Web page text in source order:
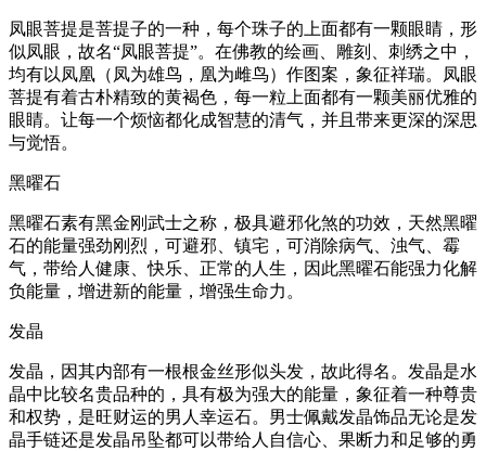
凤眼菩提是菩提子的一种，每个珠子的上面都有一颗眼睛，形
似凤眼，故名“凤眼菩提”。在佛教的绘画、雕刻、刺绣之中，
均有以凤凰（凤为雄鸟，凰为雌鸟）作图案，象征祥瑞。凤眼
菩提有着古朴精致的黄褐色，每一粒上面都有一颗美丽优雅的
眼睛。让每一个烦恼都化成智慧的清气，并且带来更深的深思
与觉悟。
黑曜石
黑曜石素有黑金刚武士之称，极具避邪化煞的功效，天然黑曜
石的能量强劲刚烈，可避邪、镇宅，可消除病气、浊气、霉
气，带给人健康、快乐、正常的人生，因此黑曜石能强力化解
负能量，增进新的能量，增强生命力。
发晶
发晶，因其内部有一根根金丝形似头发，故此得名。发晶是水
晶中比较名贵品种的，具有极为强大的能量，象征着一种尊贵
和权势，是旺财运的男人幸运石。男士佩戴发晶饰品无论是发
晶手链还是发晶吊坠都可以带给人自信心、果断力和足够的勇